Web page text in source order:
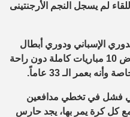
4-0، ومنذ هذا اللقاء لم يسجل النجم الأرجنتينى
الإسباني ودوري أبطال
أوروبا ومنتخب الأرجنتين، حيث خاض 10 مباريات كاملة دون راحة
بعمر الـ 33 عاماً.
فشل في تخطي مدافعين
كل كرة يمر بها، يجد حارس